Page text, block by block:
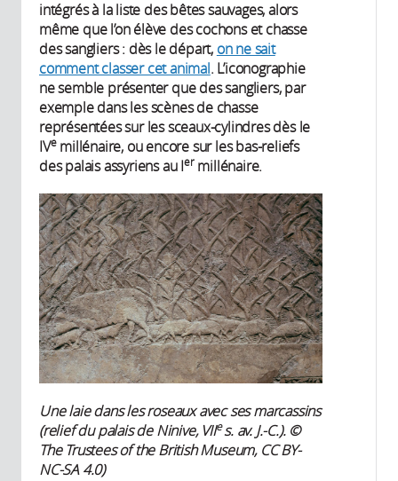
intégrés à la liste des bêtes sauvages, alors
même que l’on élève des cochons et chasse
des sangliers : dès le départ, on ne sait
comment classer cet animal. L’iconographie
ne semble présenter que des sangliers, par
exemple dans les scènes de chasse
représentées sur les sceaux-cylindres dès le
IVemillénaire, ou encore sur les bas-reliefs
des palais assyriens au Iermillénaire.
Une laie dans les roseaux avec ses marcassins
(relief du palais de Ninive, VIIes. av. J.-C.). ©
The Trustees of the British Museum, CC BY-
NC-SA 4.0)